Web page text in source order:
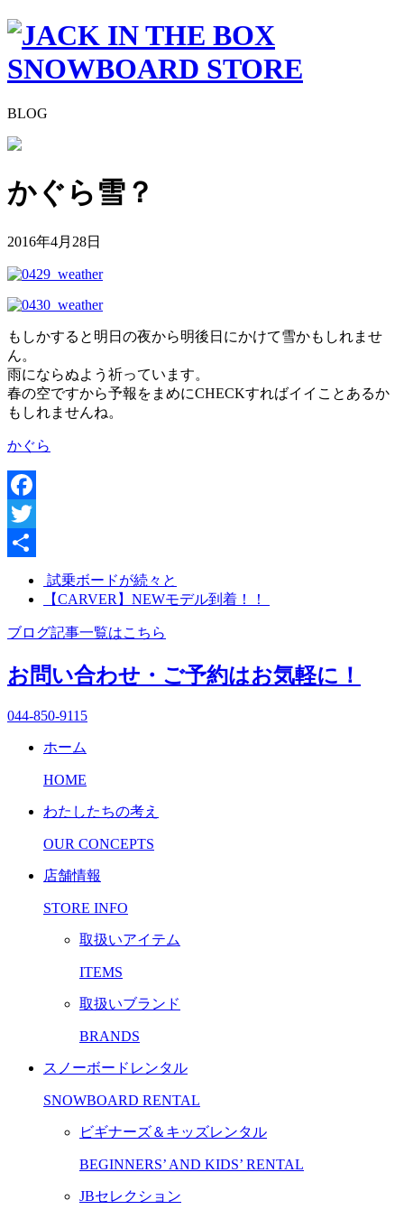
BLOG
かぐら雪？
2016年4月28日
もしかすると明日の夜から明後日にかけて雪かもしれませ
ん。
雨にならぬよう祈っています。
春の空ですから予報をまめにCHECKすればイイことあるか
もしれませんね。
かぐら
Facebook
Twitter
試乗ボードが続々と
【CARVER】NEWモデル到着！！
ブログ記事一覧はこちら
お問い合わせ・ご予約はお気軽に！
044-850-9115
ホーム
HOME
わたしたちの考え
OUR CONCEPTS
店舗情報
STORE INFO
取扱いアイテム
ITEMS
取扱いブランド
BRANDS
スノーボードレンタル
SNOWBOARD RENTAL
ビギナーズ＆キッズレンタル
BEGINNERS’ AND KIDS’ RENTAL
JBセレクション